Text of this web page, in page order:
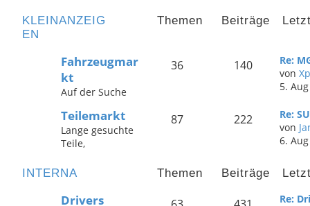
Links,
MG-Surftrip
startet hier!
in die anderen
nach 60 Tagen
Inaktivität
automatisch
gelöscht.
KLEINANZEIG
EN
Themen Beiträge
Fahrzeugmar
kt
Auf der Suche
Vielleicht ist hier
der richtige
dabei - oder ein
interessanter
Suchanzeigen
36 140
Re:
von
5.
Teilemarkt
Lange gesuchte
Teile,
von
n,
87 222
Re:
von
6.
INTERNA Themen Beiträge
Drivers
Re: